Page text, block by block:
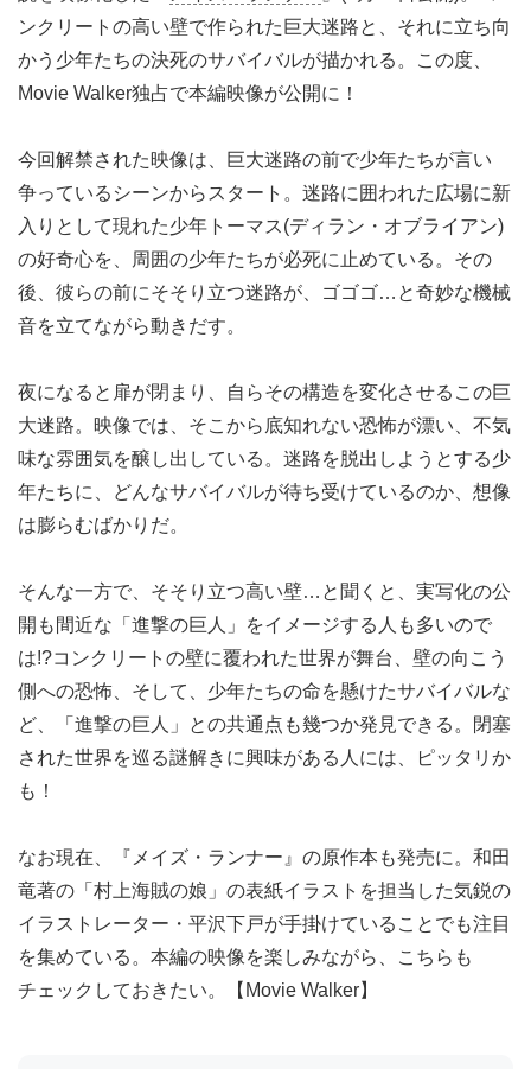
ンクリートの高い壁で作られた巨大迷路と、それに立ち向
かう少年たちの決死のサバイバルが描かれる。この度、
Movie Walker独占で本編映像が公開に！
今回解禁された映像は、巨大迷路の前で少年たちが言い
争っているシーンからスタート。迷路に囲われた広場に新
入りとして現れた少年トーマス(ディラン・オブライアン)
の好奇心を、周囲の少年たちが必死に止めている。その
後、彼らの前にそそり立つ迷路が、ゴゴゴ…と奇妙な機械
音を立てながら動きだす。
夜になると扉が閉まり、自らその構造を変化させるこの巨
大迷路。映像では、そこから底知れない恐怖が漂い、不気
味な雰囲気を醸し出している。迷路を脱出しようとする少
年たちに、どんなサバイバルが待ち受けているのか、想像
は膨らむばかりだ。
そんな一方で、そそり立つ高い壁…と聞くと、実写化の公
開も間近な「進撃の巨人」をイメージする人も多いので
は!?コンクリートの壁に覆われた世界が舞台、壁の向こう
側への恐怖、そして、少年たちの命を懸けたサバイバルな
ど、「進撃の巨人」との共通点も幾つか発見できる。閉塞
された世界を巡る謎解きに興味がある人には、ピッタリか
も！
なお現在、『メイズ・ランナー』の原作本も発売に。和田
竜著の「村上海賊の娘」の表紙イラストを担当した気鋭の
イラストレーター・平沢下戸が手掛けていることでも注目
を集めている。本編の映像を楽しみながら、こちらも
チェックしておきたい。【Movie Walker】